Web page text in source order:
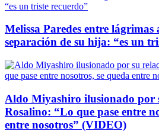
Melissa Paredes entre
separación de su hija: “es un
Aldo Miyashiro ilusionado por
Rosalino: “Lo que pase entre
entre nosotros” (VIDEO)